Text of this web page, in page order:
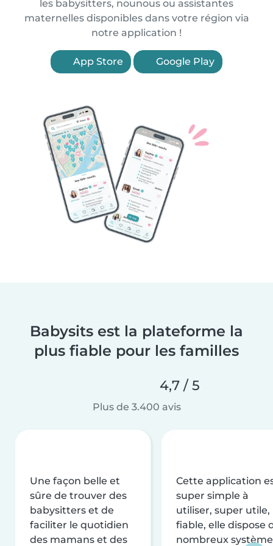
les babysitters, nounous ou assistantes
maternelles disponibles dans votre région via
notre application !
App Store Google Play
Babysits est la plateforme la
plus fiable pour les familles
4,7 / 5
Plus de 3.400 avis
Une façon belle et
sûre de trouver des
babysitters et de
faciliter le quotidien
des mamans et des
Cette application
super simple à
utiliser, super utile,
fiable, elle dispose
nombreux